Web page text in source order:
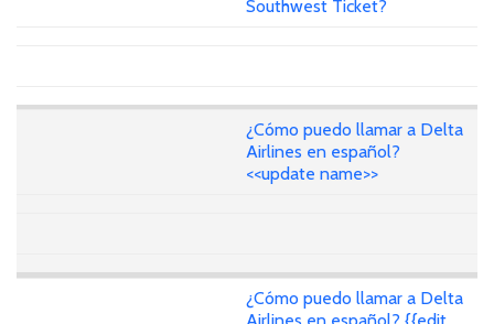
Southwest Ticket?
¿Cómo puedo llamar a Delta
Airlines en español?
<<update name>>
¿Cómo puedo llamar a Delta